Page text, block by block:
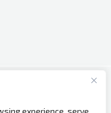
experience, serve